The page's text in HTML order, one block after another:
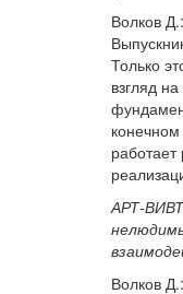
Волков
Только
взгляд
АРТ-
Волков